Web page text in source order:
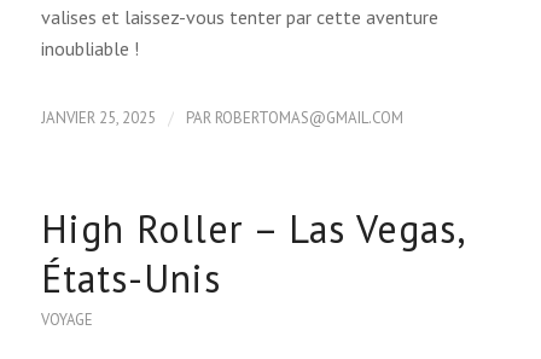
valises et laissez-vous tenter par cette aventure
inoubliable !
JANVIER 25, 2025 / PAR ROBERTOMAS@GMAIL.COM
High Roller – Las Vegas,
États-Unis
VOYAGE